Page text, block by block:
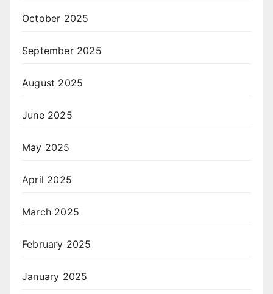
October 2025
September 2025
August 2025
June 2025
May 2025
April 2025
March 2025
February 2025
January 2025